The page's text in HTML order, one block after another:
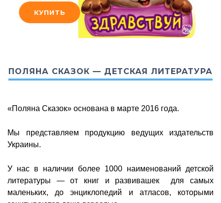
КУПИТЬ
ПОЛЯНА СКАЗОК — ДЕТСКАЯ ЛИТЕРАТУРА
«Поляна Сказок» основана в марте 2016 года.
Мы представляем продукцию ведущих издательств
Украины.
У нас в наличии более 1000 наименований детской
литературы — от книг и развивашек для самых
маленьких, до энциклопедий и атласов, которыми